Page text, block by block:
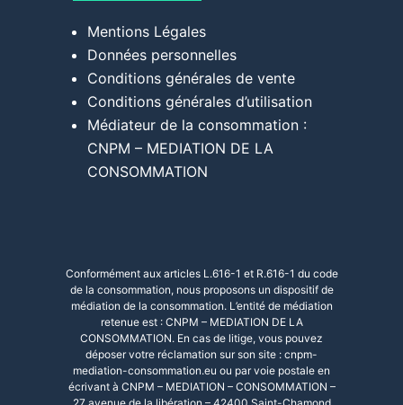
Mentions Légales
Données personnelles
Conditions générales de vente
Conditions générales d’utilisation
Médiateur de la consommation :
CNPM – MEDIATION DE LA
CONSOMMATION
Conformément aux articles L.616-1 et R.616-1 du code
de la consommation, nous proposons un dispositif de
médiation de la consommation. L’entité de médiation
retenue est : CNPM – MEDIATION DE LA
CONSOMMATION. En cas de litige, vous pouvez
déposer votre réclamation sur son site : cnpm-
mediation-consommation.eu ou par voie postale en
écrivant à CNPM – MEDIATION – CONSOMMATION –